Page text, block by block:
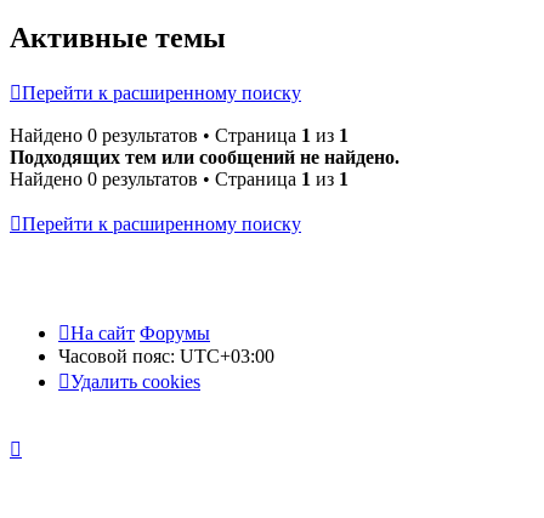
Активные темы
Перейти к расширенному поиску
Найдено 0 результатов • Страница 1 из 1
Подходящих тем или сообщений не найдено.
Найдено 0 результатов • Страница 1 из 1
Перейти к расширенному поиску
На сайт Форумы
Часовой пояс: UTC+03:00
Удалить cookies